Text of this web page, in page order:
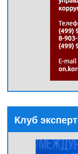
Клуб